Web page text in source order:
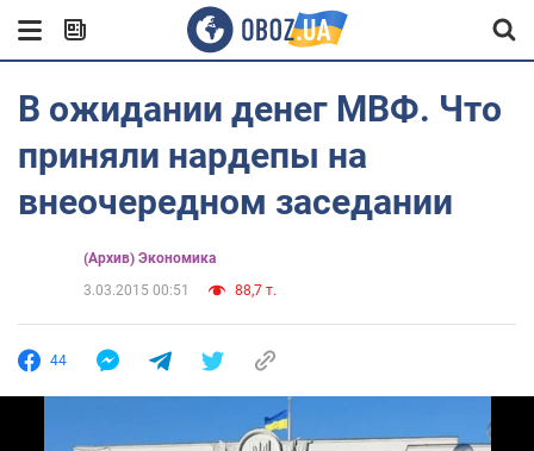
В ожидании денег МВФ. Что
приняли нардепы на
внеочередном заседании
(Архив) Экономика
3.03.2015 00:51
88,7 т.
44